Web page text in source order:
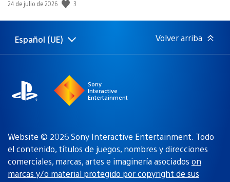
Fecha
publicación:
24 de julio de 2026 3
Selecciona
una
Región
actual:
Español (UE) Volver arriba
Sony
Interactive
Entertainment
Website © 2026 Sony Interactive Entertainment. Todo
el contenido, títulos de juegos, nombres y direcciones
comerciales, marcas, artes e imaginería asociados on
marcas y/o material protegido por copyright de sus